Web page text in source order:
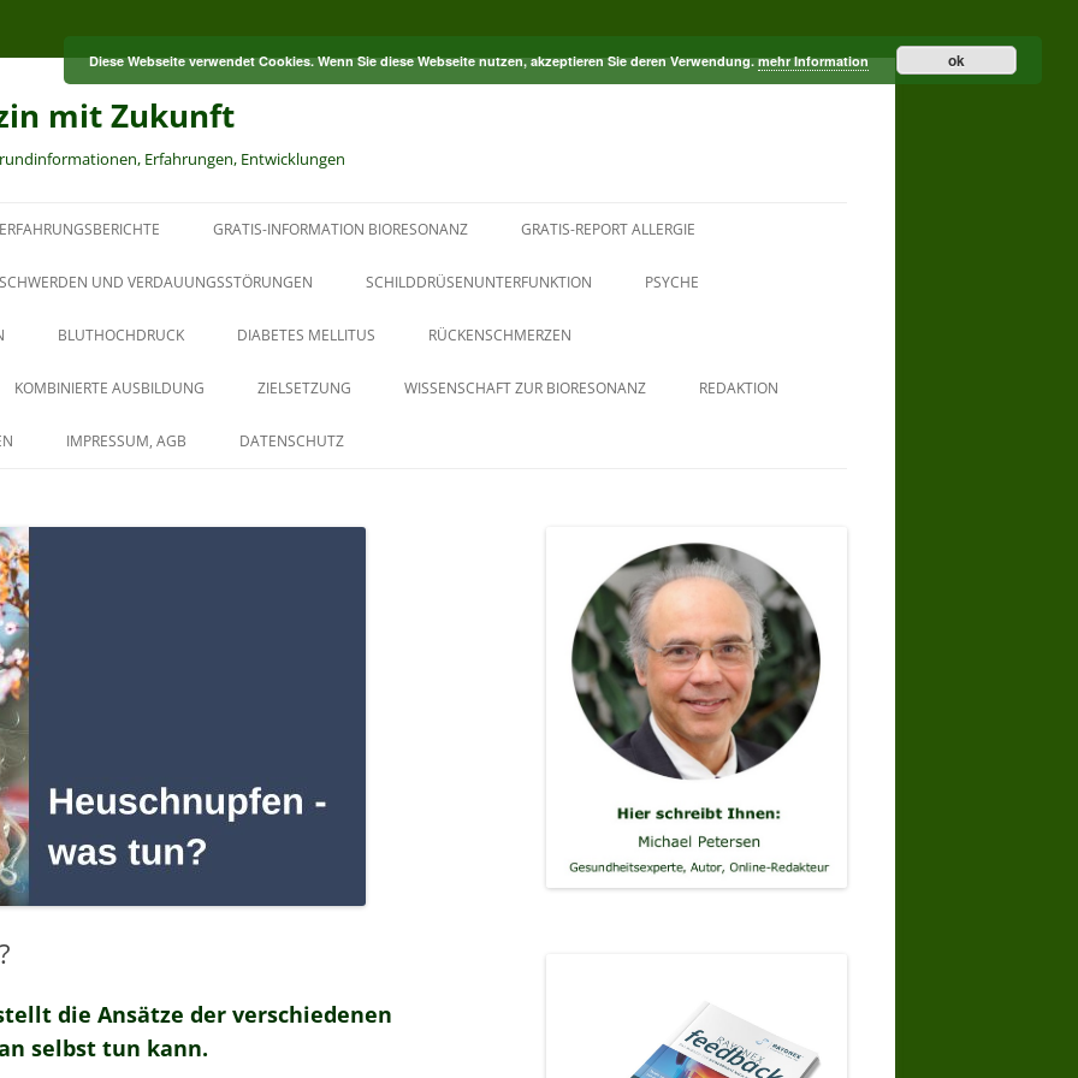
mit Zukunft
Erfahrungen, Entwicklungen
ERFAHRUNGSBERICHTE GRATIS-INFORMATION BIORESONANZ GRATIS-REPORT ALLERGIE
UND VERDAUUNGSSTÖRUNGEN SCHILDDRÜSENUNTERFUNKTION PSYCHE
BLUTHOCHDRUCK DIABETES MELLITUS RÜCKENSCHMERZEN
KOMBINIERTE AUSBILDUNG
AUS DER PAUL-SCHMIDT-
MESSTECHNIKER
FORTBILDUNG
ZIELSETZUNG WISSENSCHAFT ZUR BIORESONANZ REDAKTION
IMPRESSUM, AGB DATENSCHUTZ
die Ansätze der verschiedenen
selbst tun kann.
Diese Webseite verwendet Cookies. Wenn Sie diese Webseite nutzen, akzeptieren Sie deren Verwendung.mehr Information ok